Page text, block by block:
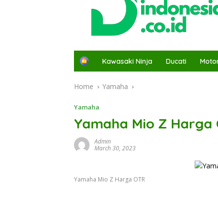
H
e
Kawasaki Ninja Ducati
Home Yamaha
Yamaha
Yamaha Mio Z Harga
Admin
March 30, 2023
Yamaha Mio Z Harga OTR